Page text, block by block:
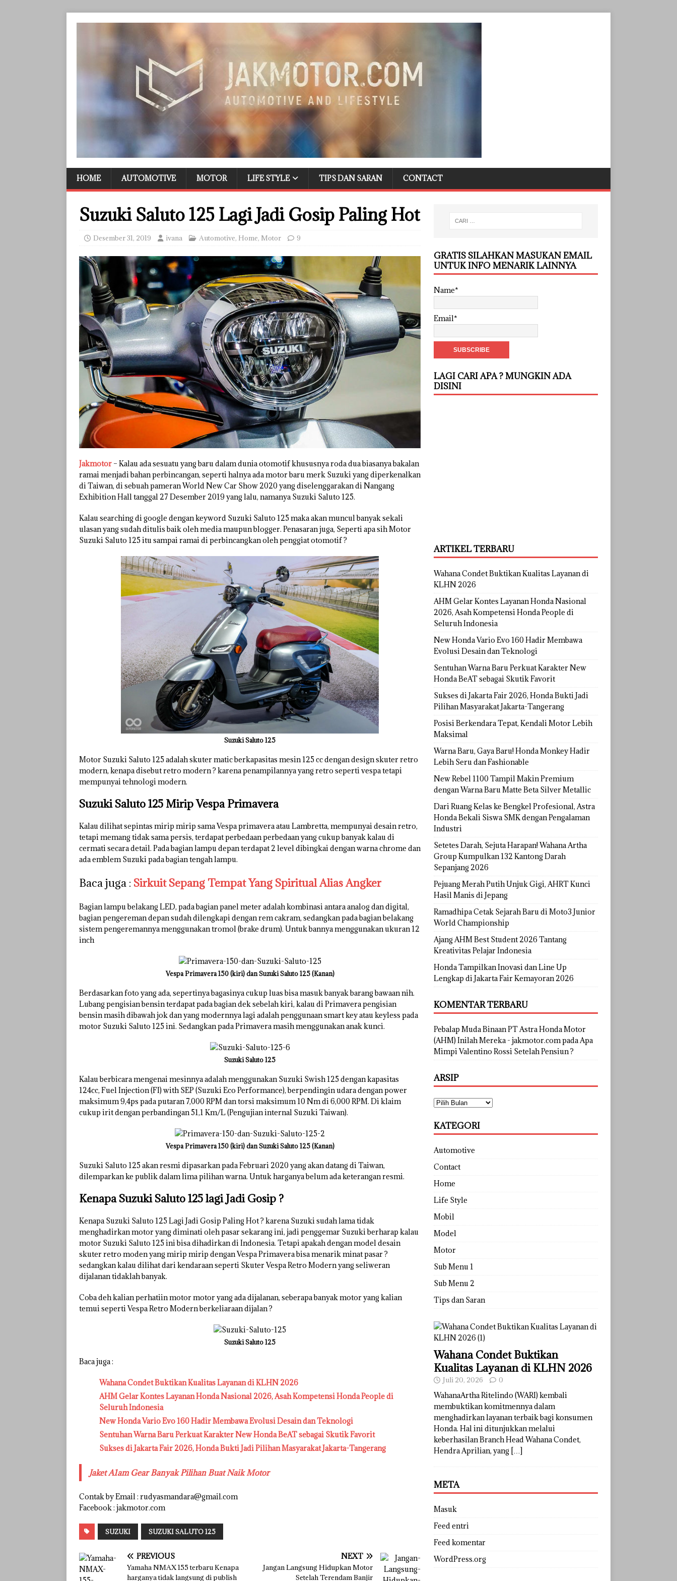
HOME AUTOMOTIVE MOTOR LIFE STYLE TIPS DAN SARAN CONTACT
Suzuki Saluto 125 Lagi Jadi Gosip Paling Hot
Desember 31, 2019 ivana Automotive, Home, Motor 9
Jakmotor – Kalau ada sesuatu yang baru dalam dunia otomotif khususnya roda dua biasanya bakalan
ramai menjadi bahan perbincangan, seperti halnya ada motor baru merk Suzuki yang diperkenalkan
di Taiwan, di sebuah pameran World New Car Show 2020 yang diselenggarakan di Nangang
Exhibition Hall tanggal 27 Desember 2019 yang lalu, namanya Suzuki Saluto 125.
Kalau searching di google dengan keyword Suzuki Saluto 125 maka akan muncul banyak sekali
ulasan yang sudah ditulis baik oleh media maupun blogger. Penasaran juga, Seperti apa sih Motor
Suzuki Saluto 125 itu sampai ramai di perbincangkan oleh penggiat otomotif ?
Suzuki Saluto 125
Motor Suzuki Saluto 125 adalah skuter matic berkapasitas mesin 125 cc dengan design skuter retro
modern, kenapa disebut retro modern ? karena penampilannya yang retro seperti vespa tetapi
mempunyai tehnologi modern.
Suzuki Saluto 125 Mirip Vespa Primavera
Kalau dilihat sepintas mirip mirip sama Vespa primavera atau Lambretta, mempunyai desain retro,
tetapi memang tidak sama persis, terdapat perbedaan perbedaan yang cukup banyak kalau di
cermati secara detail. Pada bagian lampu depan terdapat 2 level dibingkai dengan warna chrome dan
ada emblem Suzuki pada bagian tengah lampu.
Baca juga : Sirkuit Sepang Tempat Yang Spiritual Alias Angker
Bagian lampu belakang LED, pada bagian panel meter adalah kombinasi antara analog dan digital,
bagian pengereman depan sudah dilengkapi dengan rem cakram, sedangkan pada bagian belakang
sistem pengeremannya menggunakan tromol (brake drum). Untuk bannya menggunakan ukuran 12
inch
Vespa Primavera 150 (kiri) dan Suzuki Saluto 125 (Kanan)
Berdasarkan foto yang ada, sepertinya bagasinya cukup luas bisa masuk banyak barang bawaan nih.
Lubang pengisian bensin terdapat pada bagian dek sebelah kiri, kalau di Primavera pengisian
bensin masih dibawah jok dan yang modernnya lagi adalah penggunaan smart key atau keyless pada
motor Suzuki Saluto 125 ini. Sedangkan pada Primavera masih menggunakan anak kunci.
Suzuki Saluto 125
Kalau berbicara mengenai mesinnya adalah menggunakan Suzuki Swish 125 dengan kapasitas
124cc, Fuel Injection (FI) with SEP (Suzuki Eco Performance), berpendingin udara dengan power
maksimum 9,4ps pada putaran 7,000 RPM dan torsi maksimum 10 Nm di 6,000 RPM. Di klaim
cukup irit dengan perbandingan 51,1 Km/L (Pengujian internal Suzuki Taiwan).
Vespa Primavera 150 (kiri) dan Suzuki Saluto 125 (Kanan)
Suzuki Saluto 125 akan resmi dipasarkan pada Februari 2020 yang akan datang di Taiwan,
dilemparkan ke publik dalam lima pilihan warna. Untuk harganya belum ada keterangan resmi.
Kenapa Suzuki Saluto 125 lagi Jadi Gosip ?
Kenapa Suzuki Saluto 125 Lagi Jadi Gosip Paling Hot ? karena Suzuki sudah lama tidak
menghadirkan motor yang diminati oleh pasar sekarang ini, jadi penggemar Suzuki berharap kalau
motor Suzuki Saluto 125 ini bisa dihadirkan di Indonesia. Tetapi apakah dengan model desain
skuter retro moden yang mirip mirip dengan Vespa Primavera bisa menarik minat pasar ?
sedangkan kalau dilihat dari kendaraan seperti Skuter Vespa Retro Modern yang seliweran
dijalanan tidaklah banyak.
Coba deh kalian perhatiin motor motor yang ada dijalanan, seberapa banyak motor yang kalian
temui seperti Vespa Retro Modern berkeliaraan dijalan ?
Suzuki Saluto 125
Baca juga :
Wahana Condet Buktikan Kualitas Layanan di KLHN 2026
AHM Gelar Kontes Layanan Honda Nasional 2026, Asah Kompetensi Honda People di
Seluruh Indonesia
New Honda Vario Evo 160 Hadir Membawa Evolusi Desain dan Teknologi
Sentuhan Warna Baru Perkuat Karakter New Honda BeAT sebagai Skutik Favorit
Sukses di Jakarta Fair 2026, Honda Bukti Jadi Pilihan Masyarakat Jakarta-Tangerang
Jaket A1am Gear Banyak Pilihan Buat Naik Motor
Contak by Email : rudyasmandara@gmail.com
Facebook : jakmotor.com
SUZUKI SUZUKI SALUTO 125
PREVIOUS
Yamaha NMAX 155 terbaru Kenapa
harganya tidak langsung di publish
NEXT
Jangan Langsung Hidupkan Motor
Setelah Terendam Banjir
GRATIS SILAHKAN MASUKAN EMAIL
UNTUK INFO MENARIK LAINNYA
Name*
Email*
LAGI CARI APA ? MUNGKIN ADA
DISINI
ARTIKEL TERBARU
Wahana Condet Buktikan Kualitas Layanan di
KLHN 2026
AHM Gelar Kontes Layanan Honda Nasional
2026, Asah Kompetensi Honda People di
Seluruh Indonesia
New Honda Vario Evo 160 Hadir Membawa
Evolusi Desain dan Teknologi
Sentuhan Warna Baru Perkuat Karakter New
Honda BeAT sebagai Skutik Favorit
Sukses di Jakarta Fair 2026, Honda Bukti Jadi
Pilihan Masyarakat Jakarta-Tangerang
Posisi Berkendara Tepat, Kendali Motor Lebih
Maksimal
Warna Baru, Gaya Baru! Honda Monkey Hadir
Lebih Seru dan Fashionable
New Rebel 1100 Tampil Makin Premium
dengan Warna Baru Matte Beta Silver Metallic
Dari Ruang Kelas ke Bengkel Profesional, Astra
Honda Bekali Siswa SMK dengan Pengalaman
Industri
Setetes Darah, Sejuta Harapan! Wahana Artha
Group Kumpulkan 132 Kantong Darah
Sepanjang 2026
Pejuang Merah Putih Unjuk Gigi, AHRT Kunci
Hasil Manis di Jepang
Ramadhipa Cetak Sejarah Baru di Moto3 Junior
World Championship
Ajang AHM Best Student 2026 Tantang
Kreativitas Pelajar Indonesia
Honda Tampilkan Inovasi dan Line Up
Lengkap di Jakarta Fair Kemayoran 2026
KOMENTAR TERBARU
Pebalap Muda Binaan PT Astra Honda Motor
(AHM) Inilah Mereka - jakmotor.compadaApa
Mimpi Valentino Rossi Setelah Pensiun ?
ARSIP
KATEGORI
Automotive
Contact
Home
Life Style
Mobil
Model
Motor
Sub Menu 1
Sub Menu 2
Tips dan Saran
Wahana Condet Buktikan
Kualitas Layanan di KLHN 2026
Juli 20, 2026 0
WahanaArtha Ritelindo (WARI) kembali
membuktikan komitmennya dalam
menghadirkan layanan terbaik bagi konsumen
Honda. Hal ini ditunjukkan melalui
keberhasilan Branch Head Wahana Condet,
Hendra Aprilian, yang […]
META
Masuk
Feed entri
Feed komentar
WordPress.org